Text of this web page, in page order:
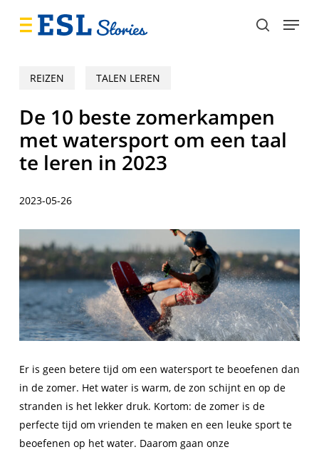
search
Menu
REIZEN TALEN LEREN
De 10 beste zomerkampen
met watersport om een taal
te leren in 2023
2023-05-26
Er is geen betere tijd om een watersport te beoefenen dan
in de zomer. Het water is warm, de zon schijnt en op de
stranden is het lekker druk. Kortom: de zomer is de
perfecte tijd om vrienden te maken en een leuke sport te
beoefenen op het water. Daarom gaan onze